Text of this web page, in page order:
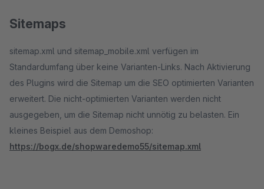
Sitemaps
sitemap.xml und sitemap_mobile.xml verfügen im
Standardumfang über keine Varianten-Links. Nach Aktivierung
des Plugins wird die Sitemap um die SEO optimierten Varianten
erweitert. Die nicht-optimierten Varianten werden nicht
ausgegeben, um die Sitemap nicht unnötig zu belasten. Ein
kleines Beispiel aus dem Demoshop:
https://bogx.de/shopwaredemo55/sitemap.xml